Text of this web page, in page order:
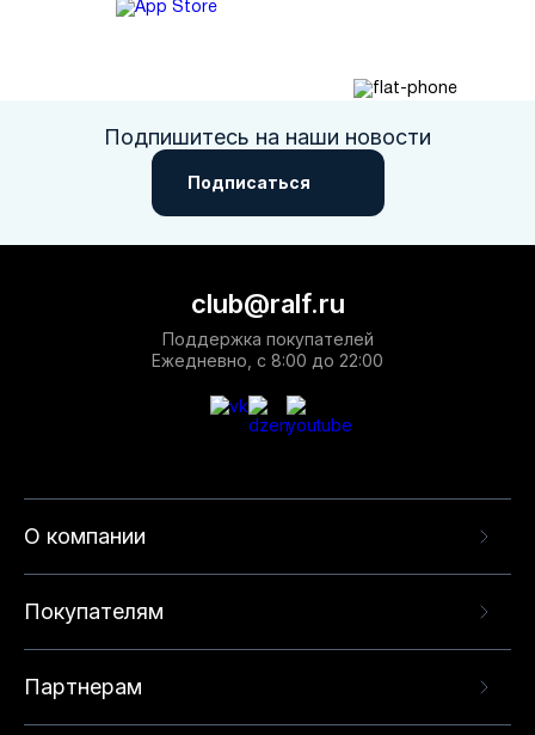
Подпишитесь на наши новости
Подписаться
О компании
Покупателям
Партнерам
club@ralf.ru
Поддержка покупателей
Ежедневно, с 8:00 до 22:00